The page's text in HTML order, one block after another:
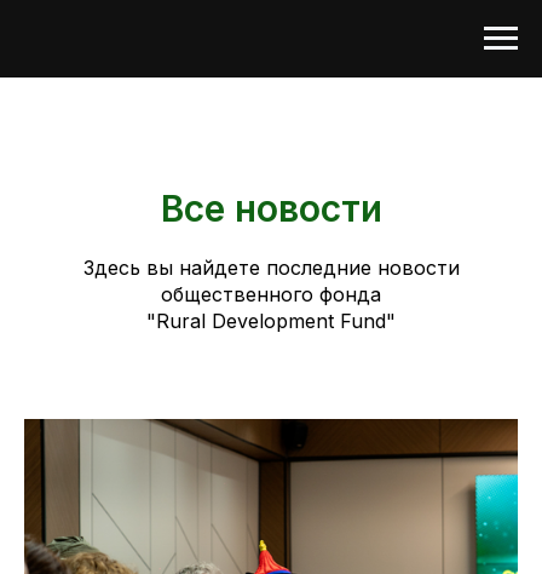
Все новости
Здесь вы найдете последние новости
общественного фонда
"Rural Development Fund"